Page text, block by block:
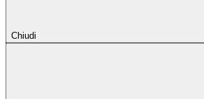
Chiudi